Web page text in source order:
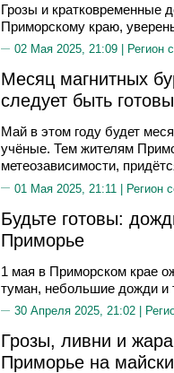
Грозы и кратковременные
Приморскому краю,
02 Мая 2025, 21:09 | Регион
Месяц магнитных
следует быть
Май в этом году будет
учёные. Тем жителям
метеозависимости,
01 Мая 2025, 21:11 | Регион
Будьте готовы:
Приморье
1 мая в Приморском крае
туман, небольшие дожди и
30 Апреля 2025, 21:02 |
Грозы, ливни и
Приморье на